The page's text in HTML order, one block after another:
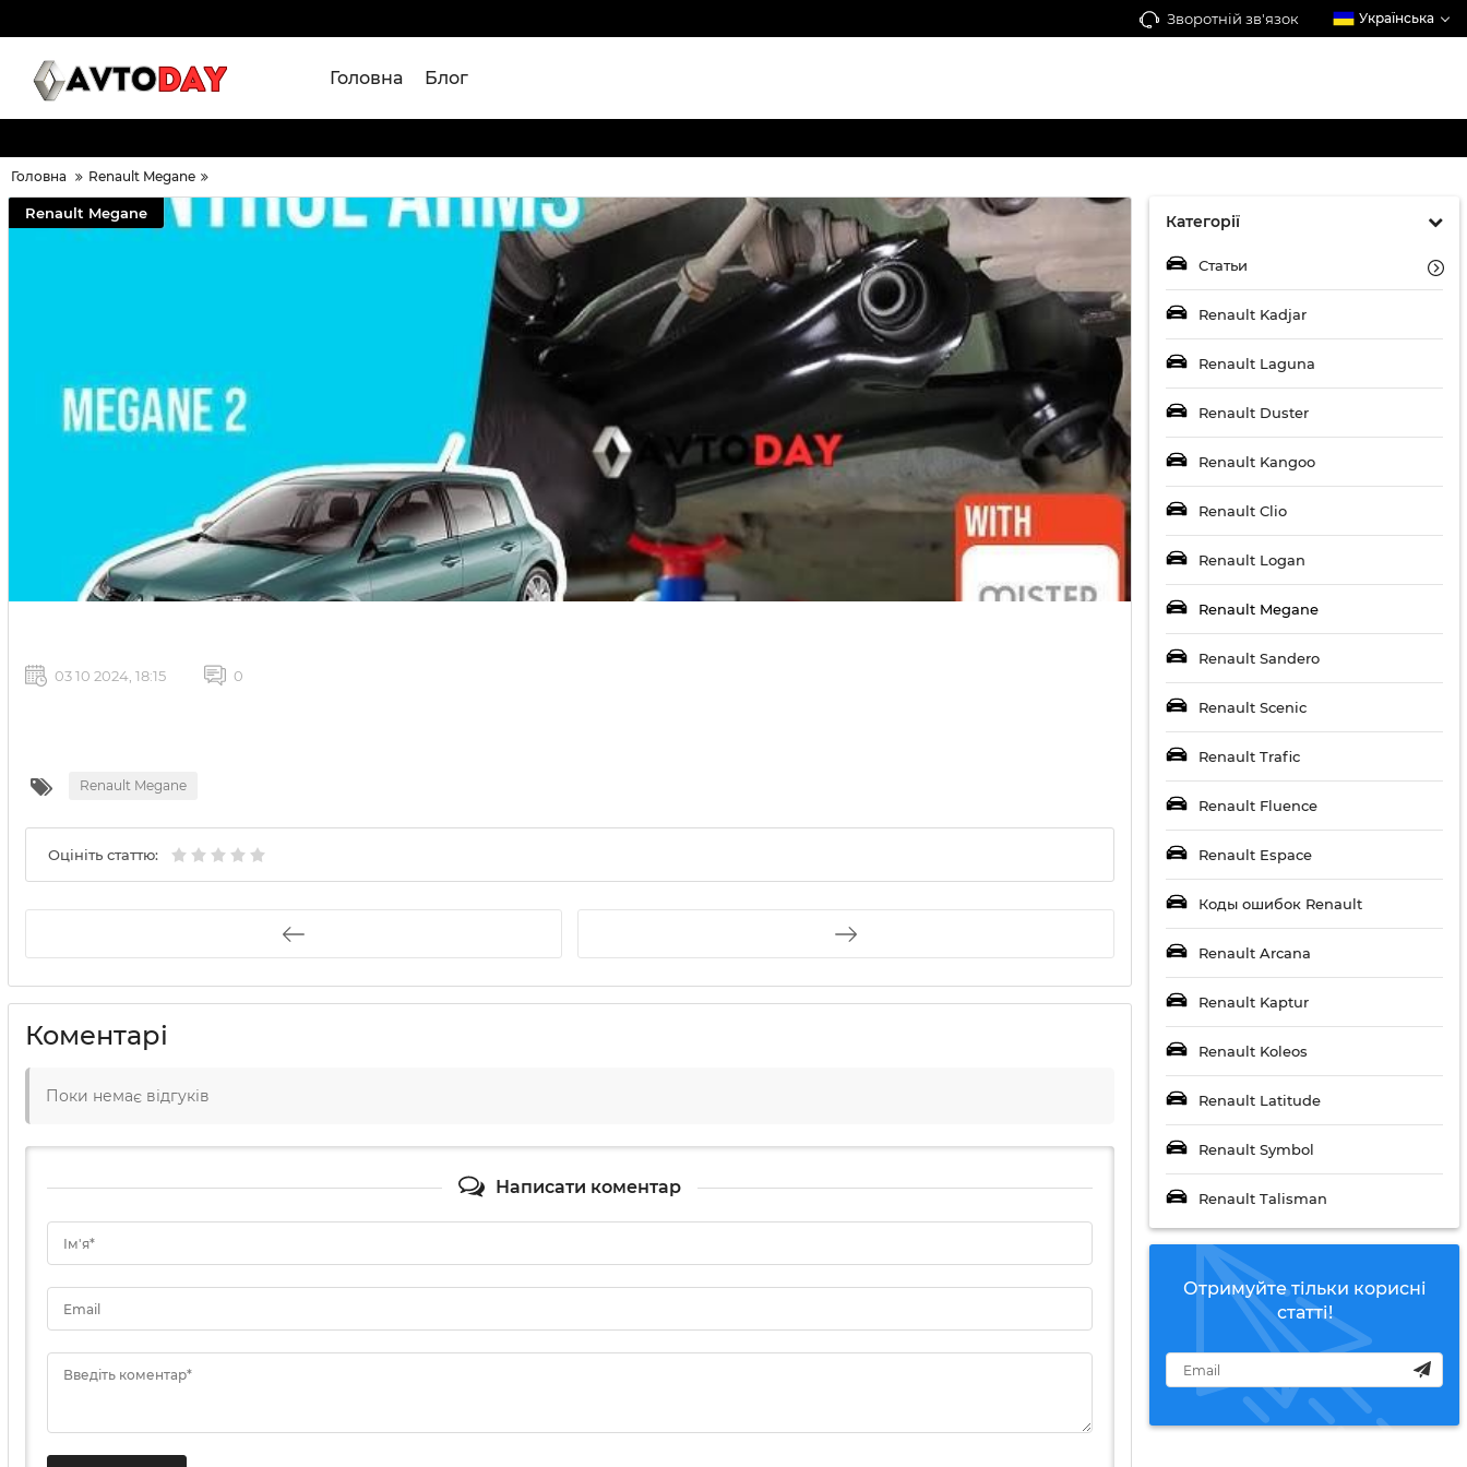
Зворотній зв'язок Українська
Головна Блог
Головна Renault Megane
Категорії
Статьи
Renault Kadjar
Renault Laguna
Renault Duster
Renault Kangoo
Renault Clio
Renault Logan
Renault Megane
Renault Sandero
Renault Scenic
Renault Trafic
Renault Fluence
Renault Espace
Коды ошибок Renault
Renault Arcana
Renault Kaptur
Renault Koleos
Renault Latitude
Renault Symbol
Renault Talisman
Отримуйте тільки корисні
статті!
Renault Megane
03 10 2024, 18:15 0
Renault Megane
Оцініть статтю:
Коментарі
Поки немає відгуків
Написати коментар
Ім'я*
Email
Введіть коментар*